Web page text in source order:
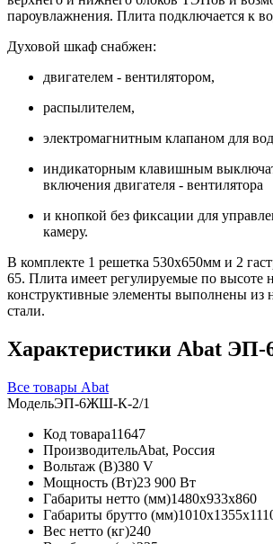
пароувлажнения. Плита подключается к
Духовой шкаф снабжен:
двигателем - вентилятором,
распылителем,
электромагнитным клапаном для
индикаторным клавишным
включения двигателя - вентилятора
и кнопкой без фиксации для
камеру.
В комплекте 1 решетка 530х650мм и 2
65. Плита имеет регулируемые по высоте
конструктивные элементы выполнены из
стали.
Характеристики Abat
Все товары Abat
МодельЭП-6ЖШ-К-2/1
Код товара11647
ПроизводительAbat, Россия
Вольтаж (В)380 V
Мощность (Вт)23 900 Вт
Габариты нетто (мм)1480x933x860
Габариты брутто (мм)
Вес нетто (кг)240